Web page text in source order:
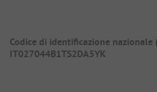
Codice di identificazione nazionale
IT027044B1TS2DA5YK